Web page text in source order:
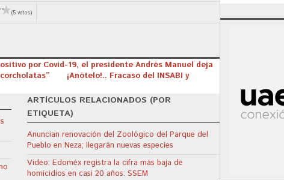
(5 votos)
por Covid-19, el presidente Andrés Manuel deja
¡Anótelo!.. Fracaso del INSABI y
ARTÍCULOS RELACIONADOS (POR
ETIQUETA)
Anuncian renovación del Zoológico del Parque del
Pueblo en Neza; llegarán nuevas especies
Video: Edoméx registra la cifra más baja de
homicidios en casi 20 años: SSEM